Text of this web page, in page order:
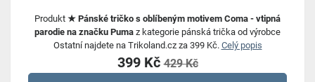
Produkt ★ Pánské tričko s oblíbeným motivem Coma - vtipná
parodie na značku Puma z kategorie pánská trička od výrobce
Ostatní najdete na Trikoland.cz za 399 Kč. Celý popis
399 Kč429 Kč